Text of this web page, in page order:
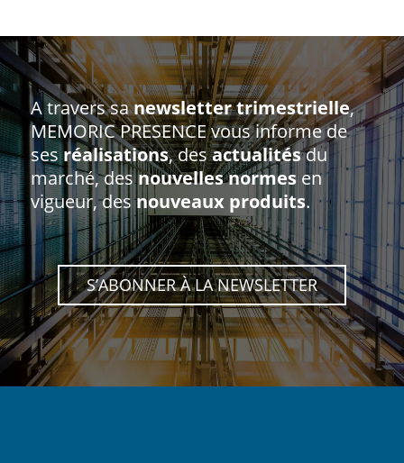
A travers sanewsletter trimestrielle,
MEMORIC PRESENCE vous informe de
sesréalisations, desactualitésdu
marché, desnouvelles normesen
vigueur, desnouveaux produits.
S’ABONNER À LA NEWSLETTER